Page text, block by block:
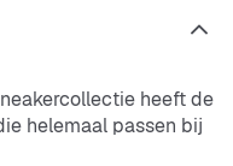
heeft de
helemaal passen bij